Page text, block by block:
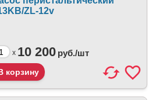
ZL-12v
x 10 200 руб./шт